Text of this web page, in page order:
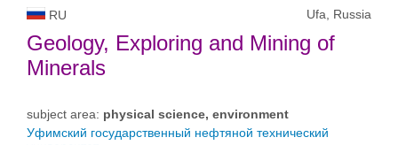
RU Ufa, Russia
Geology, Exploring and Mining of
Minerals
subject area: physical science, environment
Уфимский государственный нефтяной технический